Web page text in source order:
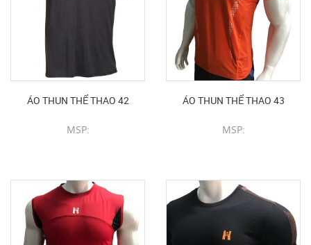
ÁO THUN THỂ THAO 42
MSP:
ÁO THUN THỂ THAO 43
MSP: